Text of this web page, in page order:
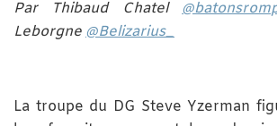
Par Thibaud Chatel
Leborgne @Belizarius_
La troupe du DG Steve Yzerman